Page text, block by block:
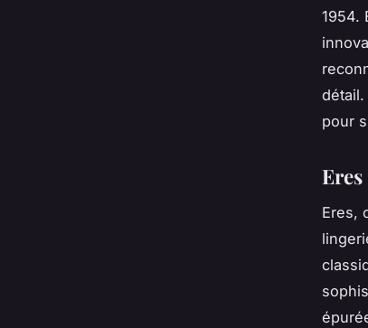
1954.
pour
Eres,